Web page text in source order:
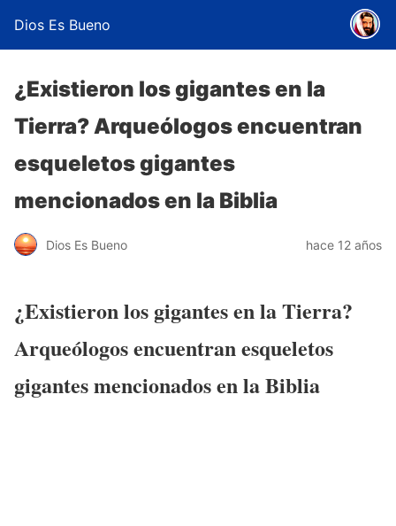
Dios Es Bueno
¿Existieron los gigantes en la
Tierra? Arqueólogos encuentran
esqueletos gigantes
mencionados en la Biblia
Dios Es Bueno hace 12 años
¿Existieron los gigantes en la Tierra?
Arqueólogos encuentran esqueletos
gigantes mencionados en la Biblia